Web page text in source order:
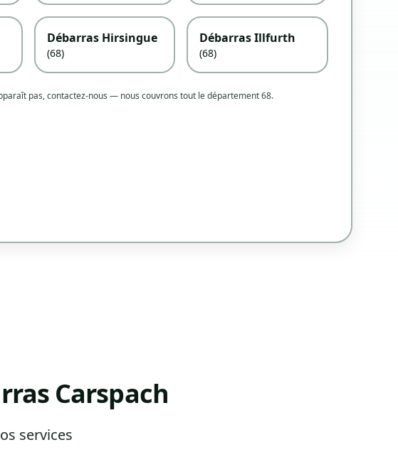
Débarras Hirsingue
(68)
Débarras Illfurth
(68)
pas, contactez-nous — nous couvrons tout le département 68.
Carspach
services